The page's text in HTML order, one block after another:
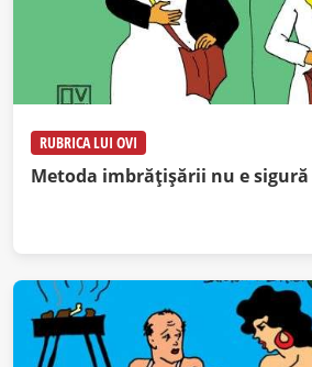
RUBRICA LUI OVI
Metoda imbrățișării nu e sigură